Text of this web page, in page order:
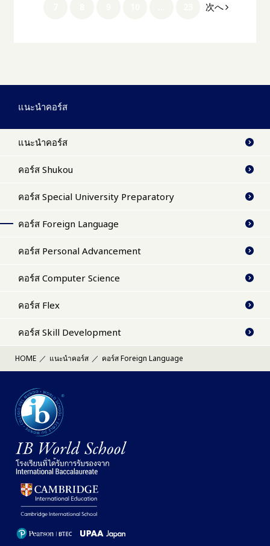
次へ
แนะนำคอร์ส
แนะนำคอร์ส
คอร์ส Shukou
คอร์ส Special University Preparatory
คอร์ส Foreign Language
คอร์ส Personal Advancement
คอร์ส Computer Science
คอร์ส Flex
คอร์ส Skill Development
HOME แนะนำคอร์ส คอร์ส Foreign Language